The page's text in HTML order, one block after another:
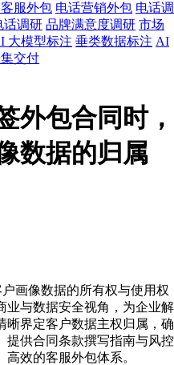
服外包 电话营销外包 电话调
话调研 品牌满意度调研 市场
大模型标注 垂类数据标注 AI
交付
外包合同时，
数据的归属
画像数据的所有权与使用权
业与数据安全视角，为企业解
晰界定客户数据主权归属，确
提供合同条款撰写指南与风控
效的客服外包体系。